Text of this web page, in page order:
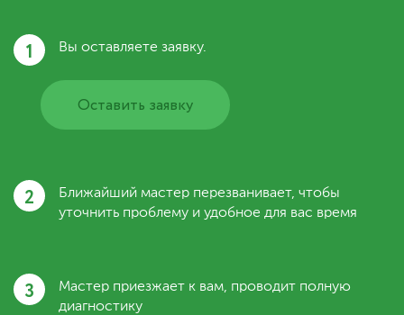
1 Вы оставляете заявку.
Оставить заявку
2
Ближайший мастер перезванивает, чтобы
уточнить проблему и удобное для вас время
3
Мастер приезжает к вам, проводит полную
диагностику